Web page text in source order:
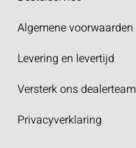
Algemene voorwaarden
Levering en levertijd
Versterk ons dealerteam
Privacyverklaring